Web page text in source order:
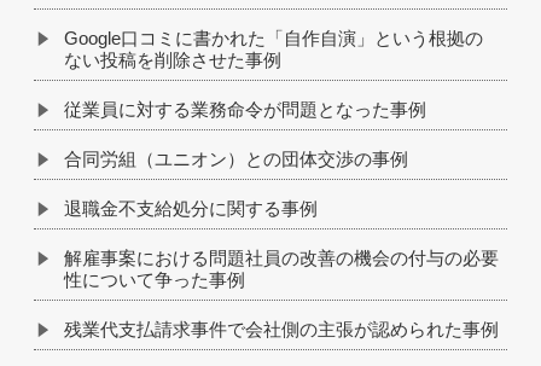
Google口コミに書かれた「自作自演」という根拠の
ない投稿を削除させた事例
従業員に対する業務命令が問題となった事例
合同労組（ユニオン）との団体交渉の事例
退職金不支給処分に関する事例
解雇事案における問題社員の改善の機会の付与の必要
性について争った事例
残業代支払請求事件で会社側の主張が認められた事例